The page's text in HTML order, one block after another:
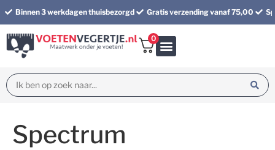
Binnen 3 werkdagen thuisbezorgd Gratis verzending vanaf 75,00
0
Spectrum